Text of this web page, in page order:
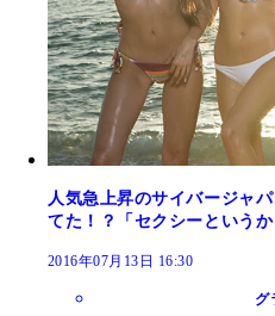
人気急上昇のサイバージャ
てた！？「セクシーという
2016年07月13日 16:30
グ